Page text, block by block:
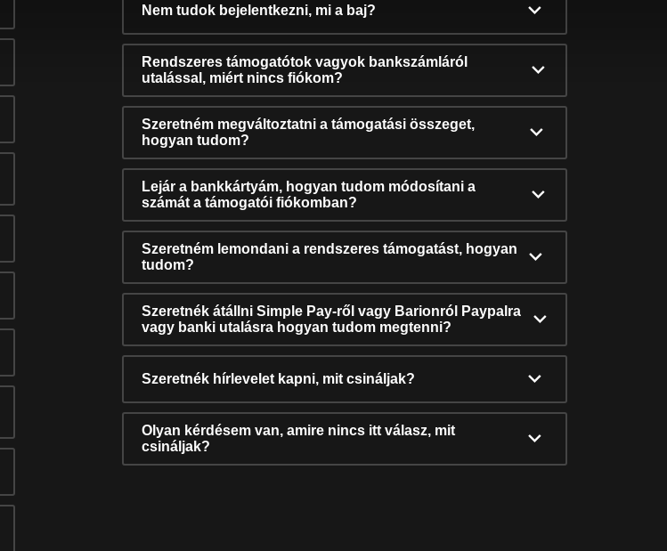
Nem tudok bejelentkezni, mi a baj?
Rendszeres támogatótok vagyok bankszámláról
utalással, miért nincs fiókom?
Szeretném megváltoztatni a támogatási összeget,
hogyan tudom?
Lejár a bankkártyám, hogyan tudom módosítani a
számát a támogatói fiókomban?
Szeretném lemondani a rendszeres támogatást, hogyan
tudom?
Szeretnék átállni Simple Pay-ről vagy Barionról Paypalra
vagy banki utalásra hogyan tudom megtenni?
Szeretnék hírlevelet kapni, mit csináljak?
Olyan kérdésem van, amire nincs itt válasz, mit
csináljak?